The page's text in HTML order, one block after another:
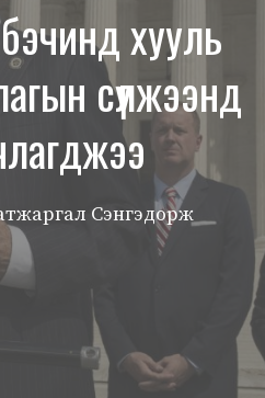
хууль
сүлжээнд
Сэнгэдорж